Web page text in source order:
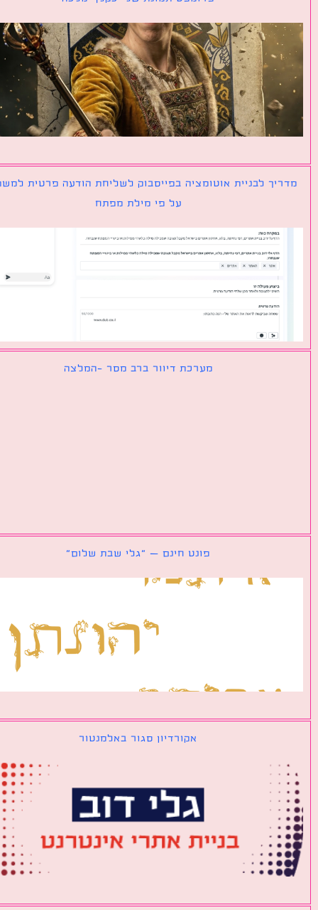
לבניית אוטומציה בפייסבוק לשליחת הודעה פרטית למשתמש
על פי מילת מפתח
מערכת דיוור ברב מסר -המלצה
פונט חינם – ״גלי שבת שלום״
אקורדיון סגור באלמנטור